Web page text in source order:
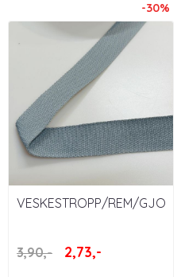
-30%
VESKESTROPP/REM/
3,90,-
2,73,-